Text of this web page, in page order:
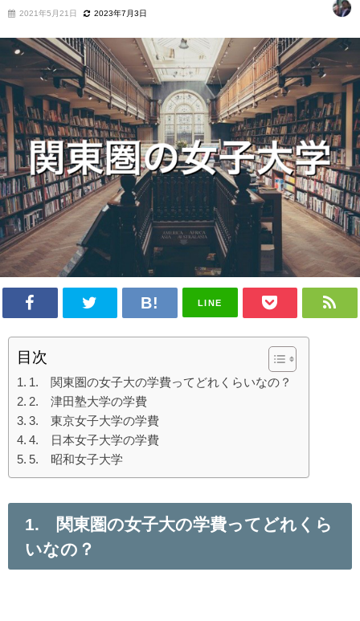
2021年5月21日 2023年7月3日
LINE
目次
1. 関東圏の女子大の学費ってどれくらいなの？
2. 津田塾大学の学費
3. 東京女子大学の学費
4. 日本女子大学の学費
5. 昭和女子大学
1. 関東圏の女子大の学費ってどれくら
いなの？